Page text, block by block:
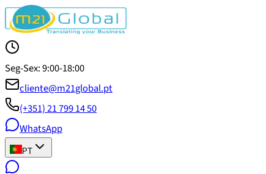
Seg-Sex: 9:00-18:00
cliente@m21global.pt
(+351) 21 799 14 50
WhatsApp
PT